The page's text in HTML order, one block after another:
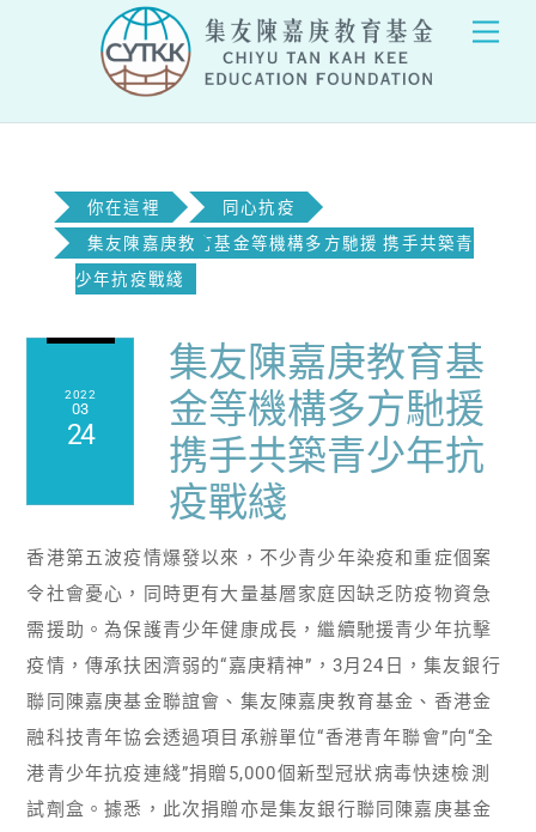
你在這裡
同心抗疫
集友陳嘉庚教育基金等機構多方馳援 携手共築青
少年抗疫戰綫
2022
03
24
集友陳嘉庚教育基
金等機構多方馳援
携手共築青少年抗
疫戰綫
香港第五波疫情爆發以來，不少青少年染疫和重症個案
令社會憂心，同時更有大量基層家庭因缺乏防疫物資急
需援助。為保護青少年健康成長，繼續馳援青少年抗擊
疫情，傳承扶困濟弱的“嘉庚精神”，3月24日，集友銀行
聯同陳嘉庚基金聯誼會、集友陳嘉庚教育基金、香港金
融科技青年協会透過項目承辦單位“香港青年聯會”向“全
港青少年抗疫連綫”捐贈5,000個新型冠狀病毒快速檢測
試劑盒。據悉，此次捐贈亦是集友銀行聯同陳嘉庚基金